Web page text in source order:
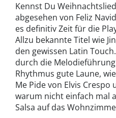
Kennst Du
abgesehen von Feliz
es definitiv Zeit für die
Allzu bekannte Titel wie
den gewissen Latin
durch die
Rhythmus gute Laune,
Me Pide von Elvis
warum nicht einfach mal
Salsa auf das